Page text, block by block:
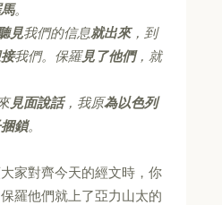
。
見我們的信息就出來，到
我們。保羅見了他們，就
見面說話，我原為以色列
鎖。
家對齊今天的經文時，你
羅他們就上了亞力山太的